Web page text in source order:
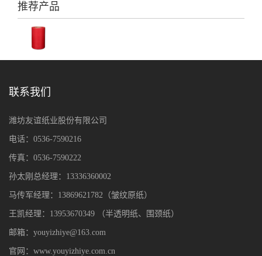
推荐产品
联系我们
潍坊友谊纸业股份有限公司
电话：0536-7590216
传真：0536-7590222
孙太刚总经理：13336360002
马传军经理：13869621782（皱纹原纸）
王凯经理：13953670349 （半透明纸、围颈纸）
邮箱：youyizhiye@163.com
官网：www.youyizhiye.com.cn